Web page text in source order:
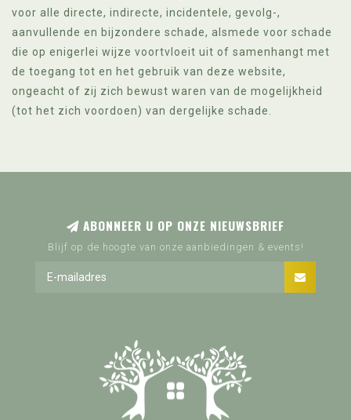
voor alle directe, indirecte, incidentele, gevolg-,
aanvullende en bijzondere schade, alsmede voor schade
die op enigerlei wijze voortvloeit uit of samenhangt met
de toegang tot en het gebruik van deze website,
ongeacht of zij zich bewust waren van de mogelijkheid
(tot het zich voordoen) van dergelijke schade.
ABONNEER U OP ONZE NIEUWSBRIEF
Blijf op de hoogte van onze aanbiedingen & events!